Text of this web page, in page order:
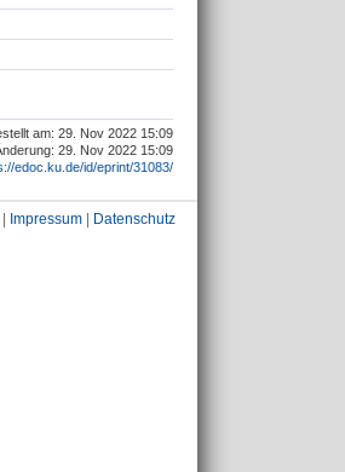
am: 29. Nov 2022 15:09
29. Nov 2022 15:09
edoc.ku.de/id/eprint/31083/
| Impressum Datenschutz